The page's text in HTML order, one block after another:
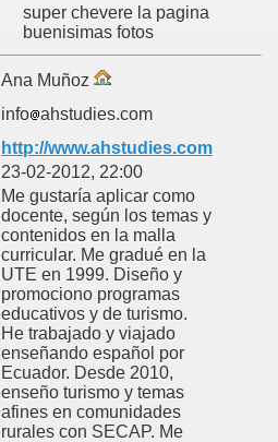
super chevere la pagina
buenisimas fotos
Ana Muñoz
info ahstudies.com
http://www.ahstudies.com
23-02-2012, 22:00
Me gustaría aplicar como
docente, según los temas y
contenidos en la malla
curricular. Me gradué en la
UTE en 1999. Diseño y
promociono programas
educativos y de turismo.
He trabajado y viajado
enseñando español por
Ecuador. Desde 2010,
enseño turismo y temas
afines en comunidades
rurales con SECAP. Me